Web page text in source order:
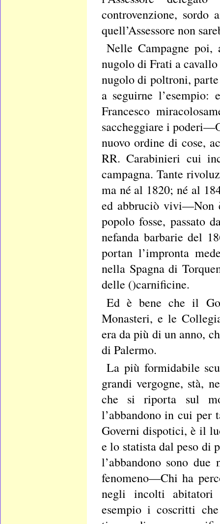
controvenzione,
quell’Assessore non
Nelle Campagne
nugolo di Frati a
nugolo di poltroni,
a seguirne
Francesco
saccheggiare i
nuovo ordine di cose,
RR. Carabinieri cui
campagna. Tante
ma né al 1820; né al
ed abbruciò vivi—Non
popolo fosse, passato
nefanda barbarie del
portan l’impronta
nella Spagna di
delle ()carnificine.
Ed è bene che il
Monasteri, e le
era da più di un anno,
di Palermo.
La più formidabile
grandi vergogne, stà,
che si riporta sul
l’abbandono in cui
Governi dispotici, è il
e lo statista dal peso di
l’abbandono sono
fenomeno—Chi ha
negli incolti abitatori
esempio i coscritti